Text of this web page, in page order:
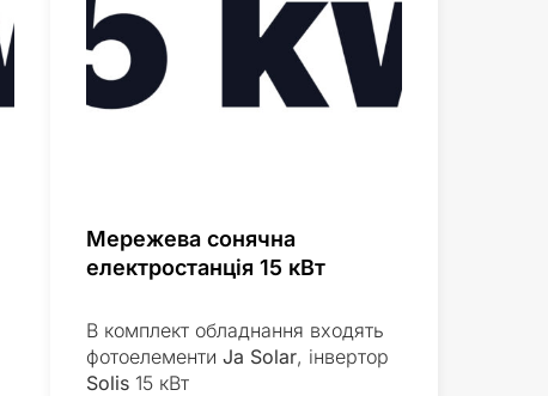
Мережева сонячна
електростанція 15 кВт
В комплект обладнання входять
фотоелементи Ja Solar, інвертор
Solis15 кВт